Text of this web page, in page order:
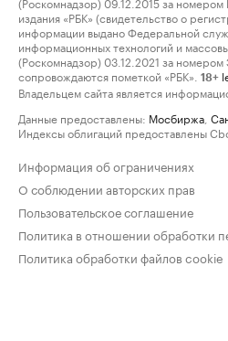
издания «РБК» (свидетельство о
информации выдано Федеральной
информационных технологий и
(Роскомнадзор) 03.12.2021 за
сопровождаются пометкой «РБК».
18+
Владельцем сайта является
Данные предоставлены: Мосбиржа
Индексы облигаций предоставлены
Информация об ограничениях
О соблюдении авторских прав
Пользовательское соглашение
Политика в отношении обработки
Политика обработки файлов cookie